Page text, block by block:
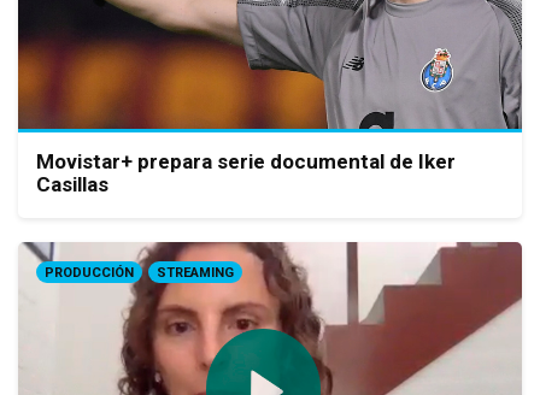
Movistar+ prepara serie documental de Iker
Casillas
PRODUCCIÓN STREAMING